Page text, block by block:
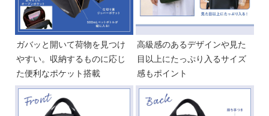
ガバッと開いて荷物を見つけ
やすい。収納するものに応じ
た便利なポケット搭載
高級感のあるデザインや見た
目以上にたっぷり入るサイズ
感もポイント